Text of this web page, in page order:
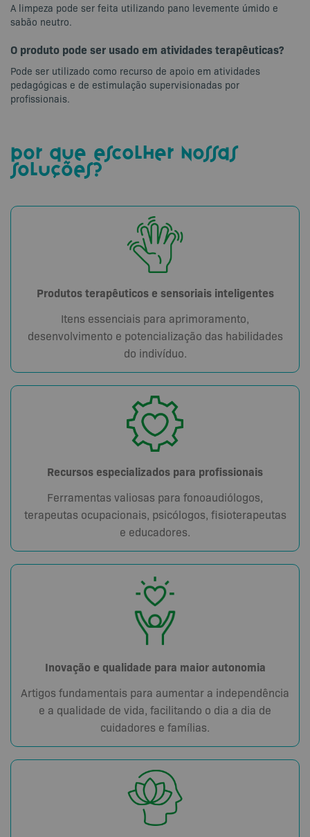
A limpeza pode ser feita utilizando pano levemente úmido e
sabão neutro.
O produto pode ser usado em atividades terapêuticas?
Pode ser utilizado como recurso de apoio em atividades
pedagógicas e de estimulação supervisionadas por
profissionais.
por que escolher nossas
soluções?
Produtos terapêuticos e sensoriais inteligentes
Itens essenciais para aprimoramento,
desenvolvimento e potencialização das habilidades
do indivíduo.
Recursos especializados para profissionais
Ferramentas valiosas para fonoaudiólogos,
terapeutas ocupacionais, psicólogos, fisioterapeutas
e educadores.
Inovação e qualidade para maior autonomia
Artigos fundamentais para aumentar a independência
e a qualidade de vida, facilitando o dia a dia de
cuidadores e famílias.